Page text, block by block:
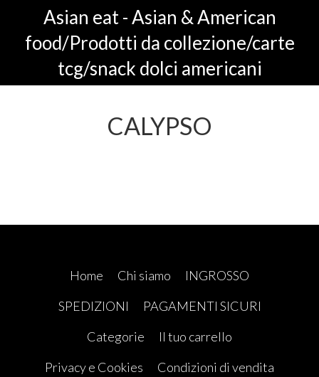
Asian eat - Asian & American
food/Prodotti da collezione/carte
tcg/snack dolci americani
CALYPSO
Home Chi siamo
INGROSSO
SPEDIZIONI
PAGAMENTI SICURI
Categorie
Il tuo carrello
Privacy e Cookies
Condizioni di vendita